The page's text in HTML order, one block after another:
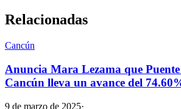
Relacionadas
Cancún
Anuncia Mara Lezama que
Cancún lleva un avance del
9 de marzo de 2025·